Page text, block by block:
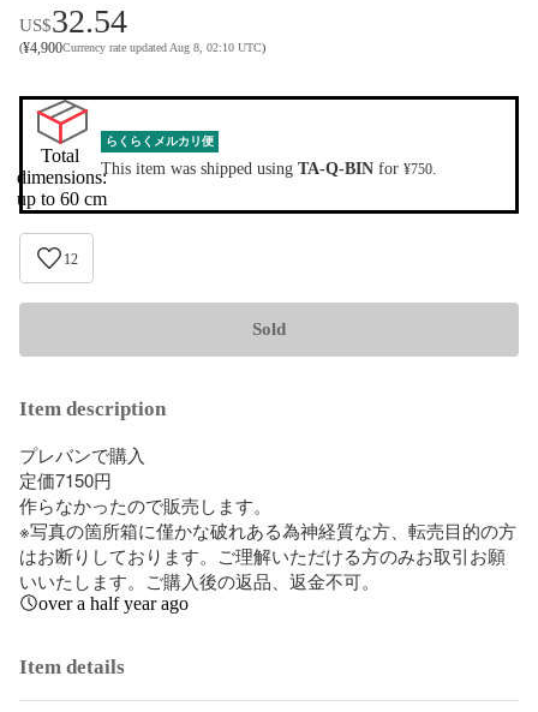
US$32.54
(¥4,900Currency rate updated Aug 8, 02:10 UTC)
Total
dimensions:
up to 60 cm
らくらくメルカリ便
This item was shipped using TA-Q-BIN for ¥750.
12
Sold
Item description
プレバンで購入
定価7150円
作らなかったので販売します。
※写真の箇所箱に僅かな破れある為神経質な方、転売目的の方
はお断りしております。ご理解いただける方のみお取引お願
いいたします。ご購入後の返品、返金不可。
over a half year ago
Item details